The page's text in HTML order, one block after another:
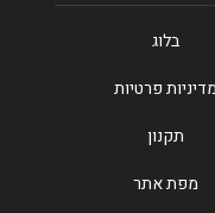
בלוג
מדיניות פרטיות
תקנון
מפת אתר